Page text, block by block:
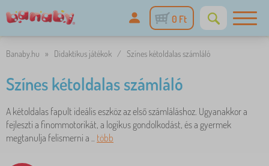
0 Ft
Banaby.hu » Didaktikus játékok / Színes kétoldalas számláló
Színes kétoldalas számláló
A kétoldalas fapult ideális eszköz az első számláláshoz. Ugyanakkor a
fejleszti a finommotorikát, a logikus gondolkodást, és a gyermek
megtanulja felismerni a .. több